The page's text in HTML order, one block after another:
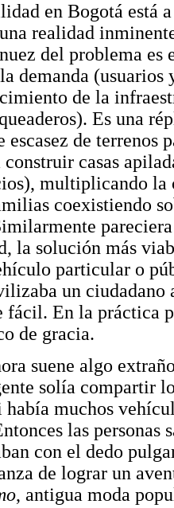
en Bogotá está
realidad
del problema es
demanda
de la
Es una
escasez de terrenos
casas
multiplicando la
coexistiendo
la solución más
particular o
un
fácil. En la práctica
de gracia.
suene algo
solía compartir
había muchos
las personas
con el dedo
de lograr un
, antigua moda